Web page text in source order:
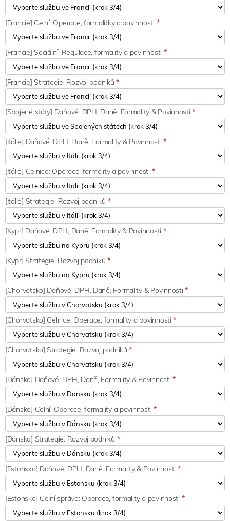
[Francie] Celní: Operace, formalitky a povinnosti *
[Francie] Sociální: Regulace, formality a povinnosti *
[Francie] Strategie: Rozvoj podniků*
[Spojené státy] Daňové: DPH, Daně, Formality & Povinnosti*
[Itálie] Daňové: DPH, Daně, Formality & Povinnosti*
[Itálie] Celnice: Operace, formality a povinnosti *
[Itálie] Strategie: Rozvoj podniků *
[Kypr] Daňové: DPH, Daně, Formality & Povinnosti *
[Kypr] Strategie: Rozvoj podniků*
[Chorvatsko] Daňové: DPH, Daně, Formality & Povinnosti*
[Chorvatsko] Celnice: Operace, formality a povinnosti*
[Chorvatsko] Strategie: Rozvoj podniků*
[Dánsko] Daňové: DPH, Daně, Formality & Povinnosti*
[Dánsko] Celní: Operace, formality a povinnosti*
[Dánsko] Strategie: Rozvoj podniků *
[Estonsko] Daňové: DPH, Daně, Formality & Povinnosti *
[Estonsko] Celní správa: Operace, formality a povinnosti *